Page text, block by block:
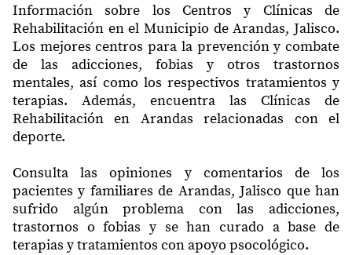
Información sobre los Centros y Clínicas de
Rehabilitación en el Municipio de Arandas, Jalisco.
Los mejores centros para la prevención y combate
de las adicciones, fobias y otros trastornos
mentales, así como los respectivos tratamientos y
terapias. Además, encuentra las Clínicas de
Rehabilitación en Arandas relacionadas con el
deporte.
Consulta las opiniones y comentarios de los
pacientes y familiares de Arandas, Jalisco que han
sufrido algún problema con las adicciones,
trastornos o fobias y se han curado a base de
terapias y tratamientos con apoyo psocológico.